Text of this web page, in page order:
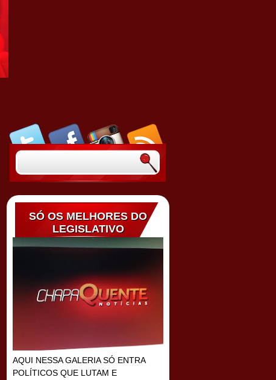
SÓ OS MELHORES DO
LEGISLATIVO
AQUI NESSA GALERIA SÓ ENTRA
POLÍTICOS QUE LUTAM E